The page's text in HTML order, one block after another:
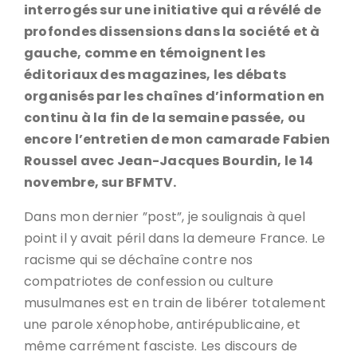
interrogés sur une initiative qui a révélé de
profondes dissensions dans la société et à
gauche, comme en témoignent les
éditoriaux des magazines, les débats
organisés par les chaînes d’information en
continu à la fin de la semaine passée, ou
encore l’entretien de mon camarade Fabien
Roussel avec Jean-Jacques Bourdin, le 14
novembre, sur BFMTV.
Dans mon dernier ”post”, je soulignais à quel
point il y avait péril dans la demeure France. Le
racisme qui se déchaîne contre nos
compatriotes de confession ou culture
musulmanes est en train de libérer totalement
une parole xénophobe, antirépublicaine, et
même carrément fasciste. Les discours de